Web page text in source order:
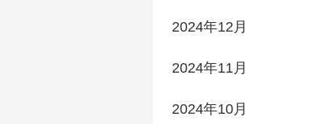
2024年12月
2024年11月
2024年10月